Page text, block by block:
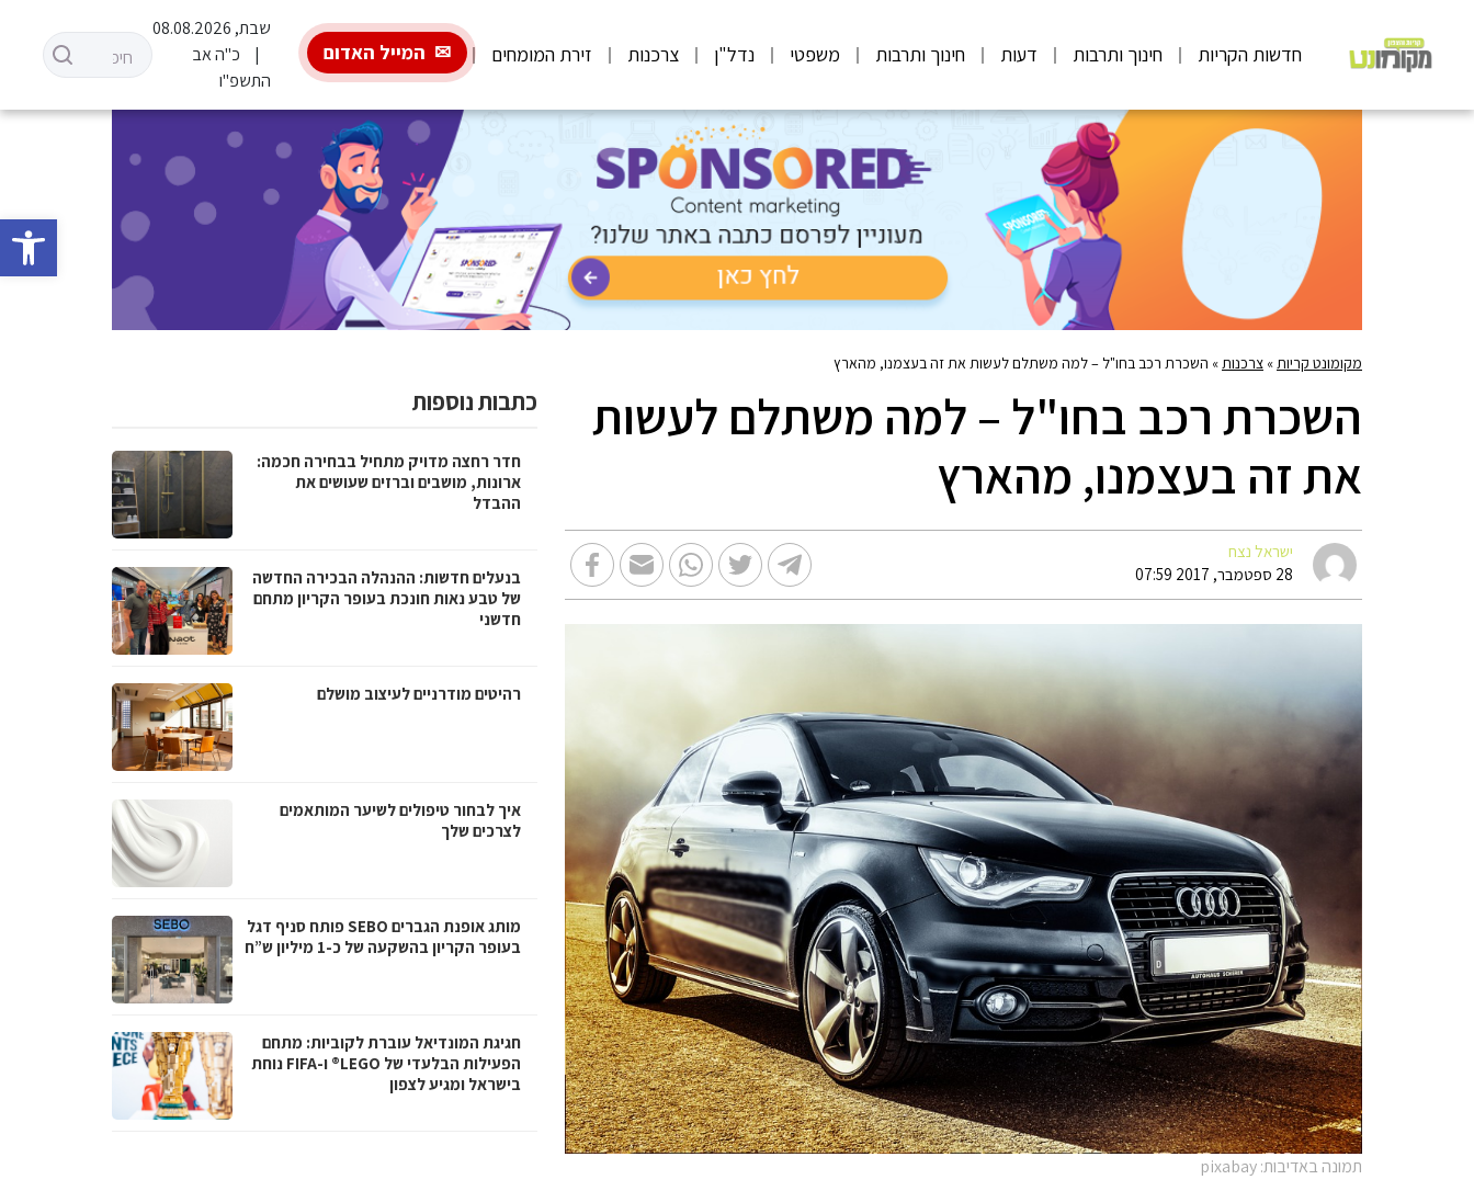
פתח
חדשות הקריות חינוך ותרבות דעות חינוך ותרבות משפטי נדל"ן צרכנות זירת המומחים המייל האדום
שבת, 08.08.2026
כ"ה אב
התשפ"ו
מקומונט קריות » צרכנות » השכרת רכב בחו"ל – למה משתלם לעשות את זה בעצמנו, מהארץ
השכרת רכב בחו"ל – למה משתלם לעשות
את זה בעצמנו, מהארץ
ישראל נצח
28 ספטמבר, 2017 07:59
תמונה באדיבות: pixabay
כתבות נוספות
חדר רחצה מדויק מתחיל בבחירה חכמה:
ארונות, מושבים וברזים שעושים את
ההבדל
בנעלים חדשות: ההנהלה הבכירה החדשה
של טבע נאות חונכת בעופר הקריון מתחם
חדשני
רהיטים מודרניים לעיצוב מושלם
איך לבחור טיפולים לשיער המותאמים
לצרכים שלך
מותג אופנת הגברים SEBO פותח סניף דגל
בעופר הקריון בהשקעה של כ-1 מיליון ש”ח
חגיגת המונדיאל עוברת לקוביות: מתחם
הפעילות הבלעדי של LEGO® ו-FIFA נוחת
בישראל ומגיע לצפון